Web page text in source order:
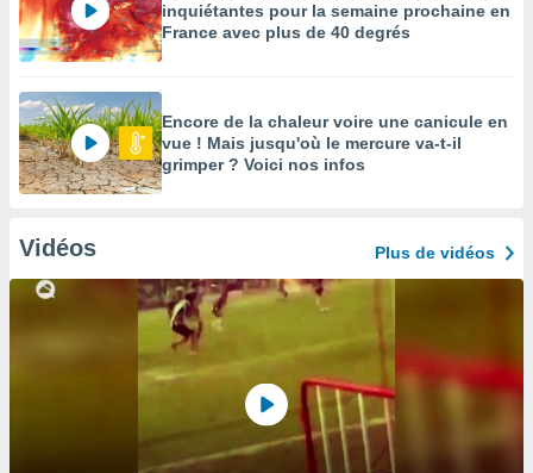
inquiétantes pour la semaine prochaine en
France avec plus de 40 degrés
Encore de la chaleur voire une canicule en
vue ! Mais jusqu'où le mercure va-t-il
grimper ? Voici nos infos
Vidéos Plus de vidéos